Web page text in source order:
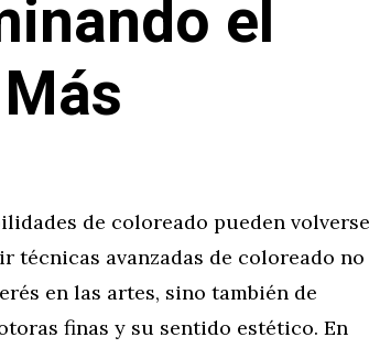
el
de coloreado pueden volverse
técnicas avanzadas de coloreado no
en las artes, sino también de
finas y su sentido estético. En